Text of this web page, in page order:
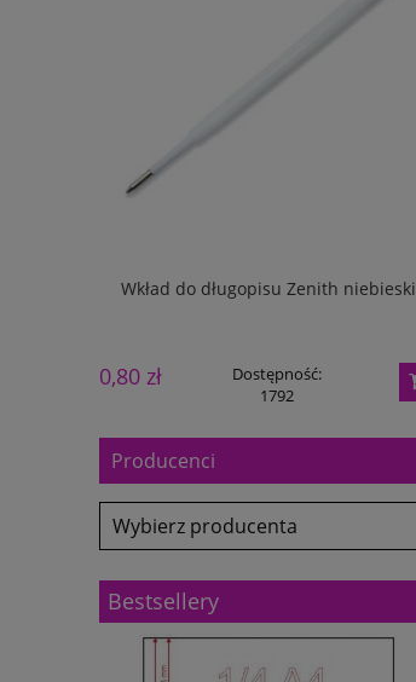
Wkład do długopisu Zenith niebieski
0,80 zł
Dostępność:
1792
Producenci
Wybierz producenta
Antalis
Avery-Zweckform
Black Point
Bestsellery